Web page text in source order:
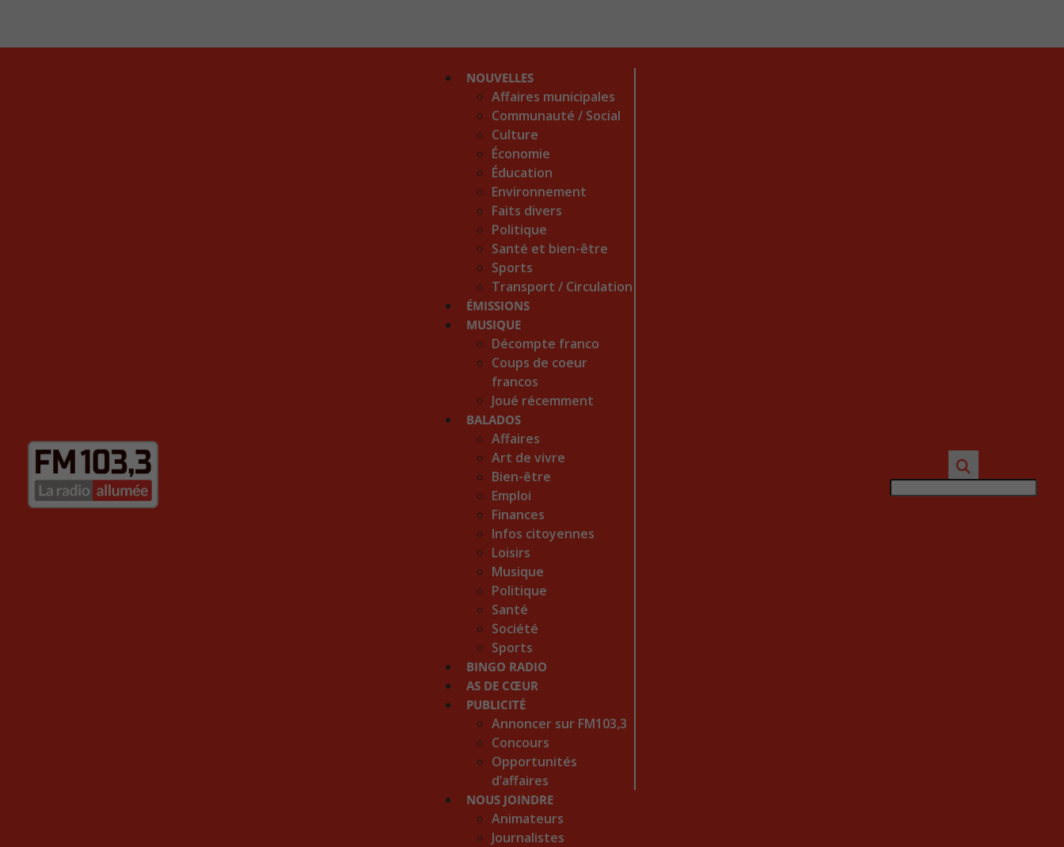
NOUVELLES
Affaires municipales
Communauté / Social
Culture
Économie
Éducation
Environnement
Faits divers
Politique
Santé et bien-être
Sports
Transport / Circulation
ÉMISSIONS
MUSIQUE
Décompte franco
Coups de coeur
francos
Joué récemment
BALADOS
Affaires
Art de vivre
Bien-être
Emploi
Finances
Infos citoyennes
Loisirs
Musique
Politique
Santé
Société
Sports
BINGO RADIO
AS DE CŒUR
PUBLICITÉ
Annoncer sur FM103,3
Concours
Opportunités
d’affaires
NOUS JOINDRE
Animateurs
Journalistes